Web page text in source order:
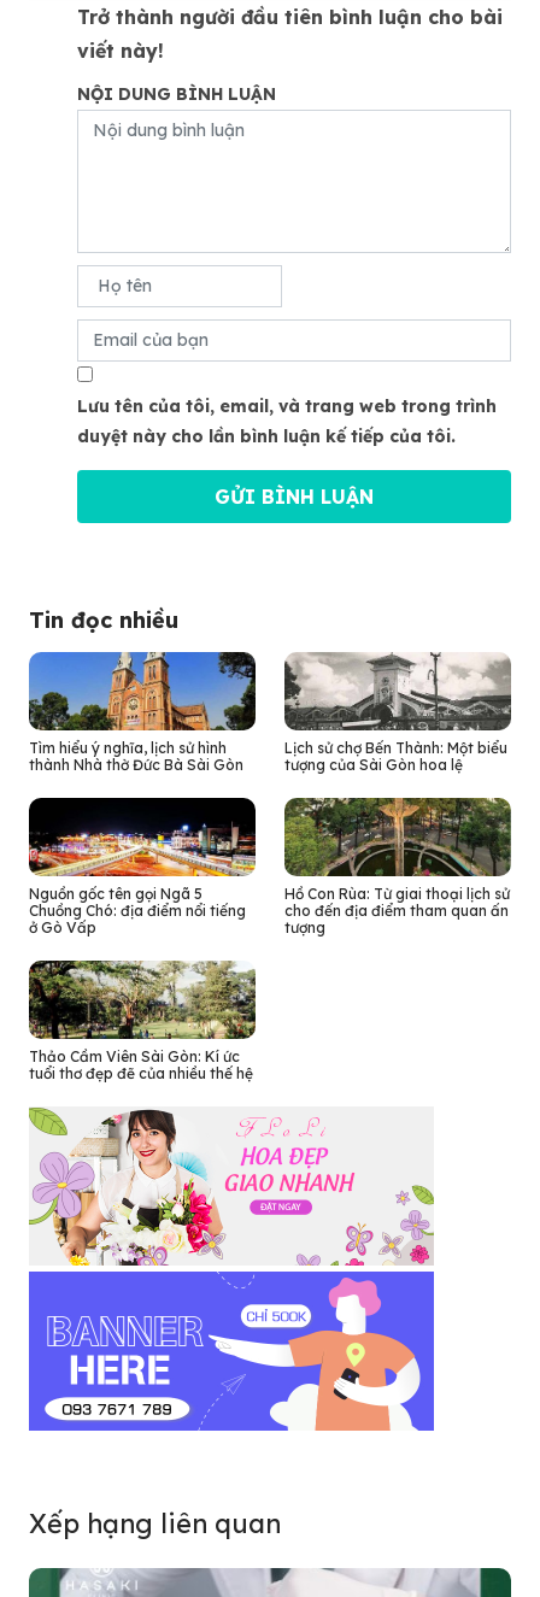
Trở thành người đầu tiên bình luận cho bài
viết này!
NỘI DUNG BÌNH LUẬN
Lưu tên của tôi, email, và trang web trong trình
duyệt này cho lần bình luận kế tiếp của tôi.
Tin đọc nhiều
Tìm hiểu ý nghĩa, lịch sử hình
thành Nhà thờ Đức Bà Sài Gòn
Lịch sử chợ Bến Thành: Một biểu
tượng của Sài Gòn hoa lệ
Nguồn gốc tên gọi Ngã 5
Chuồng Chó: địa điểm nổi tiếng
ở Gò Vấp
Hồ Con Rùa: Từ giai thoại lịch sử
cho đến địa điểm tham quan ấn
tượng
Thảo Cầm Viên Sài Gòn: Kí ức
tuổi thơ đẹp đẽ của nhiều thế hệ
Xếp hạng liên quan